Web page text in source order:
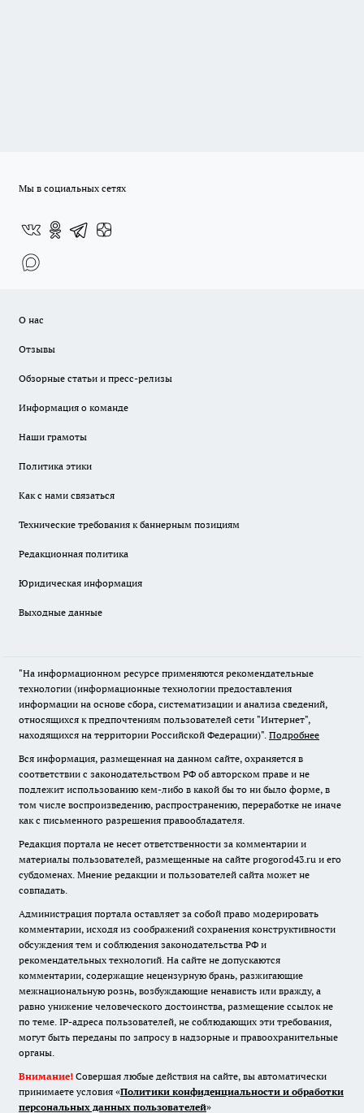
Мы в социальных сетях
О нас
Отзывы
Обзорные статьи и пресс-релизы
Информация о команде
Наши грамоты
Политика этики
Как с нами связаться
Технические требования к баннерным позициям
Редакционная политика
Юридическая информация
Выходные данные
"На информационном ресурсе применяются рекомендательные
технологии (информационные технологии предоставления
информации на основе сбора, систематизации и анализа сведений,
относящихся к предпочтениям пользователей сети "Интернет",
находящихся на территории Российской Федерации)". Подробнее
Вся информация, размещенная на данном сайте, охраняется в
соответствии с законодательством РФ об авторском праве и не
подлежит использованию кем-либо в какой бы то ни было форме, в
том числе воспроизведению, распространению, переработке не иначе
как с письменного разрешения правообладателя.
Редакция портала не несет ответственности за комментарии и
материалы пользователей, размещенные на сайте progorod43.ru и его
субдоменах. Мнение редакции и пользователей сайта может не
совпадать.
Администрация портала оставляет за собой право модерировать
комментарии, исходя из соображений сохранения конструктивности
обсуждения тем и соблюдения законодательства РФ и
рекомендательных технологий. На сайте не допускаются
комментарии, содержащие нецензурную брань, разжигающие
межнациональную рознь, возбуждающие ненависть или вражду, а
равно унижение человеческого достоинства, размещение ссылок не
по теме. IP-адреса пользователей, не соблюдающих эти требования,
могут быть переданы по запросу в надзорные и правоохранительные
органы.
Внимание! Совершая любые действия на сайте, вы автоматически
принимаете условия «Политики конфиденциальности и обработки
персональных данных пользователей»